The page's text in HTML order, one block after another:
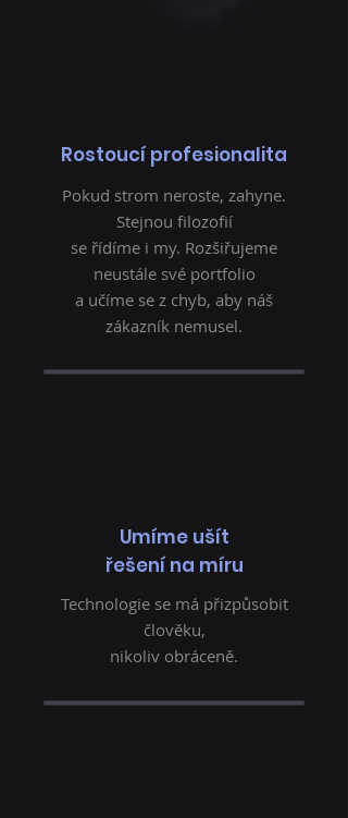
Rostoucí profesionalita
Pokud strom neroste, zahyne.
Stejnou filozofií
se řídíme i my. Rozšiřujeme
neustále své portfolio
a učíme se z chyb, aby náš
zákazník nemusel.
Umíme ušít
řešení na míru
Technologie se má přizpůsobit
člověku,
nikoliv obráceně.